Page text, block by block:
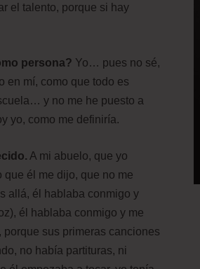
el talento, porque si hay
persona? Yo… pues no sé,
en mí, como que todo es
y no me he puesto a
yo, como me definiría.
A mi abuelo, que yo
él me dijo, que no me
allá, él hablaba conmigo y
él hablaba conmigo y me
sus primeras canciones
no había partituras, ni